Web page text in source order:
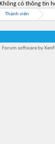
Không có thông tin
Thành viên
Forum software by